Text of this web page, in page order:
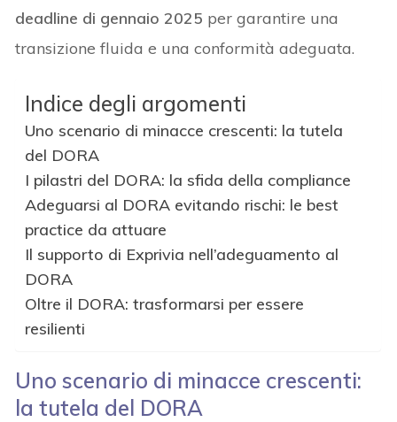
deadline di gennaio 2025 per garantire una
transizione fluida e una conformità adeguata.
Indice degli argomenti
Uno scenario di minacce crescenti: la tutela
del DORA
I pilastri del DORA: la sfida della compliance
Adeguarsi al DORA evitando rischi: le best
practice da attuare
Il supporto di Exprivia nell’adeguamento al
DORA
Oltre il DORA: trasformarsi per essere
resilienti
Uno scenario di minacce crescenti:
la tutela del DORA